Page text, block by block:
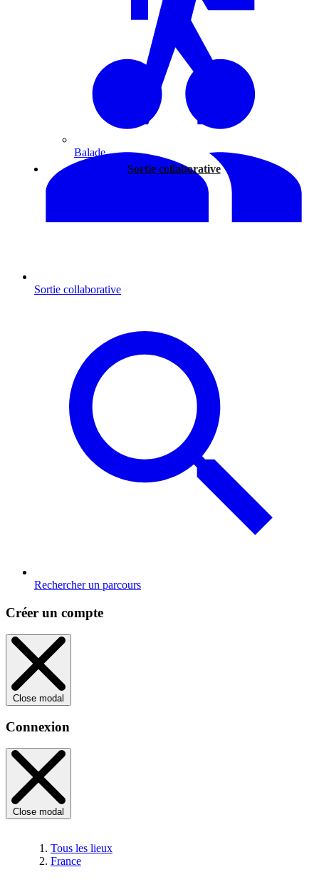
Balade
Sortie collaborative
Sortie collaborative
Rechercher un parcours
Créer un compte
Close modal
Connexion
Close modal
Tous les lieux
France